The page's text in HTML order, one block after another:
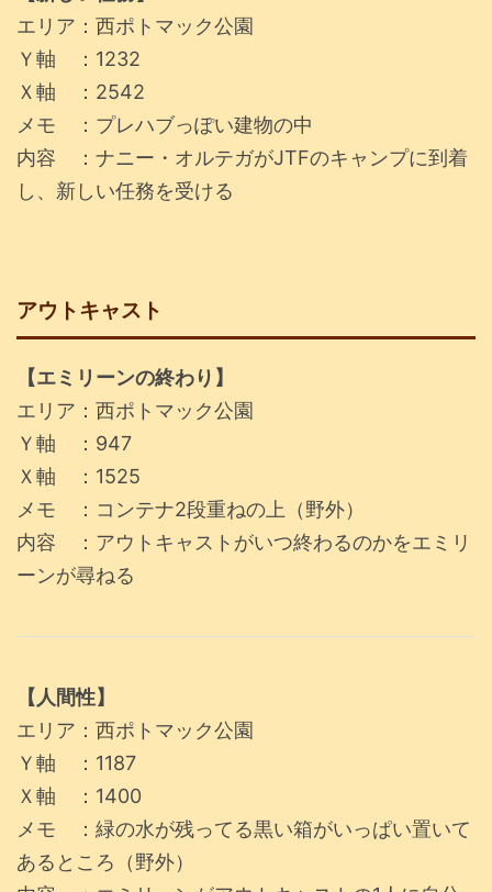
エリア：西ポトマック公園
Ｙ軸 ：1232
Ｘ軸 ：2542
メモ ：プレハブっぽい建物の中
内容 ：ナニー・オルテガがJTFのキャンプに到着
し、新しい任務を受ける
アウトキャスト
【エミリーンの終わり】
エリア：西ポトマック公園
Ｙ軸 ：947
Ｘ軸 ：1525
メモ ：コンテナ2段重ねの上（野外）
内容 ：アウトキャストがいつ終わるのかをエミリ
ーンが尋ねる
【人間性】
エリア：西ポトマック公園
Ｙ軸 ：1187
Ｘ軸 ：1400
メモ ：緑の水が残ってる黒い箱がいっぱい置いて
あるところ（野外）